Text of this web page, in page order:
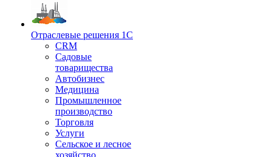
Отраслевые решения 1С
CRM
Садовые
товарищества
Автобизнес
Медицина
Промышленное
производство
Торговля
Услуги
Сельское и лесное
хозяйство